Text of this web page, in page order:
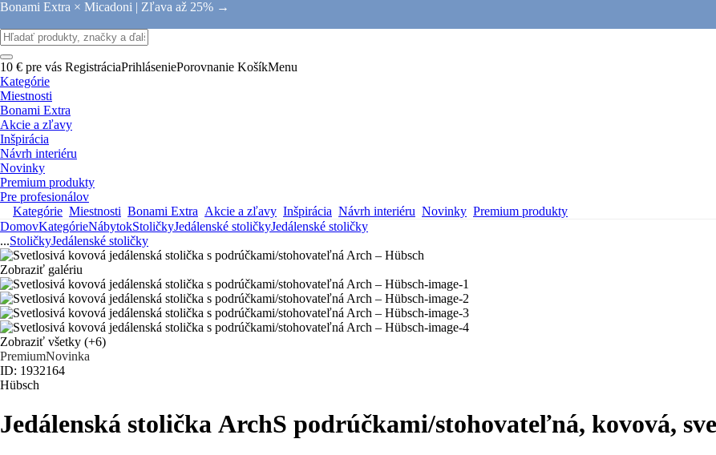
Bonami Extra × Micadoni | Zľava až 25% →
10 € pre vás RegistráciaPrihláseniePorovnanie KošíkMenu
Kategórie
Miestnosti
Bonami Extra
Akcie a zľavy
Inšpirácia
Návrh interiéru
Novinky
Premium produkty
Pre profesionálov
Kategórie Miestnosti Bonami Extra Akcie a zľavy Inšpirácia Návrh interiéru Novinky Premium produkty
DomovKategórieNábytokStoličkyJedálenské stoličkyJedálenské stoličky
...StoličkyJedálenské stoličky
Zobraziť galériu
Zobraziť všetky (+6)
PremiumNovinka
ID: 1932164
Hübsch
Jedálenská stolička ArchS podrúčkami/stohovateľná, kovová,